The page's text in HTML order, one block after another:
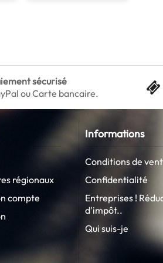
sécurisé
ou Carte bancaire.
régionaux
compte
Informations
Conditions de
Confidentialité
Entreprises !
d'impôt..
Qui suis-je